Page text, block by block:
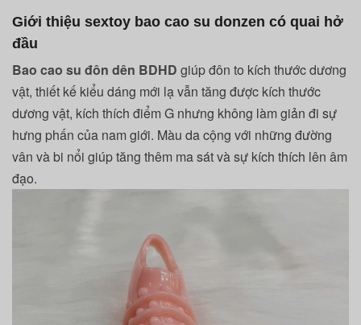
Giới thiệu sextoy bao cao su donzen có quai hở
đầu
Bao cao su đôn dên BDHD giúp đôn to kích thước dương
vật, thiết kế kiểu dáng mới lạ vẫn tăng được kích thước
dương vật, kích thích điểm G nhưng không làm giản đi sự
hưng phấn của nam giới. Màu da cộng với những đường
vân và bi nổi giúp tăng thêm ma sát và sự kích thích lên âm
đạo.